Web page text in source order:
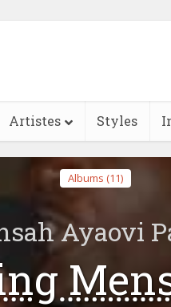
Artistes Styles
Albums (11)
Ayaovi